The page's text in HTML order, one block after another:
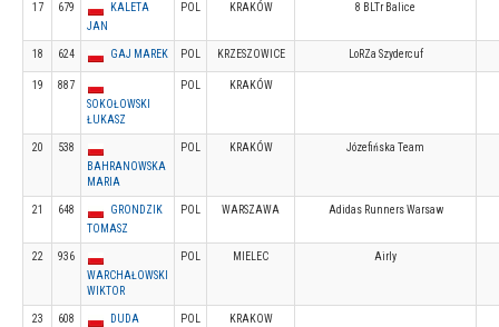
17 679
KALETA
JAN
POL KRAKÓW 8 BLTr Balice
18 624 GAJ MAREK POL KRZESZOWICE LoRZa Szydercuf
19
887
SOKOŁOWSKI
ŁUKASZ
POL KRAKÓW
20
538
BAHRANOWSKA
MARIA
POL KRAKÓW Józefińska Team
21 648
GRONDZIK
TOMASZ
POL WARSZAWA Adidas Runners Warsaw
22
936
WARCHAŁOWSKI
WIKTOR
POL MIELEC Airly
23 608
DUDA
POL KRAKOW